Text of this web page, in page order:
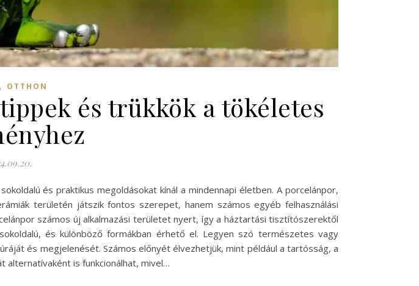
, OTTHON
és trükkök a tökéletes
és praktikus megoldásokat kínál a mindennapi életben. A porcelánpor,
területén játszik fontos szerepet, hanem számos egyéb felhasználási
számos új alkalmazási területet nyert, így a háztartási tisztítószerektől
és különböző formákban érhető el. Legyen szó természetes vagy
és megjelenését. Számos előnyét élvezhetjük, mint például a tartósság, a
alternatívaként is funkcionálhat, mivel…